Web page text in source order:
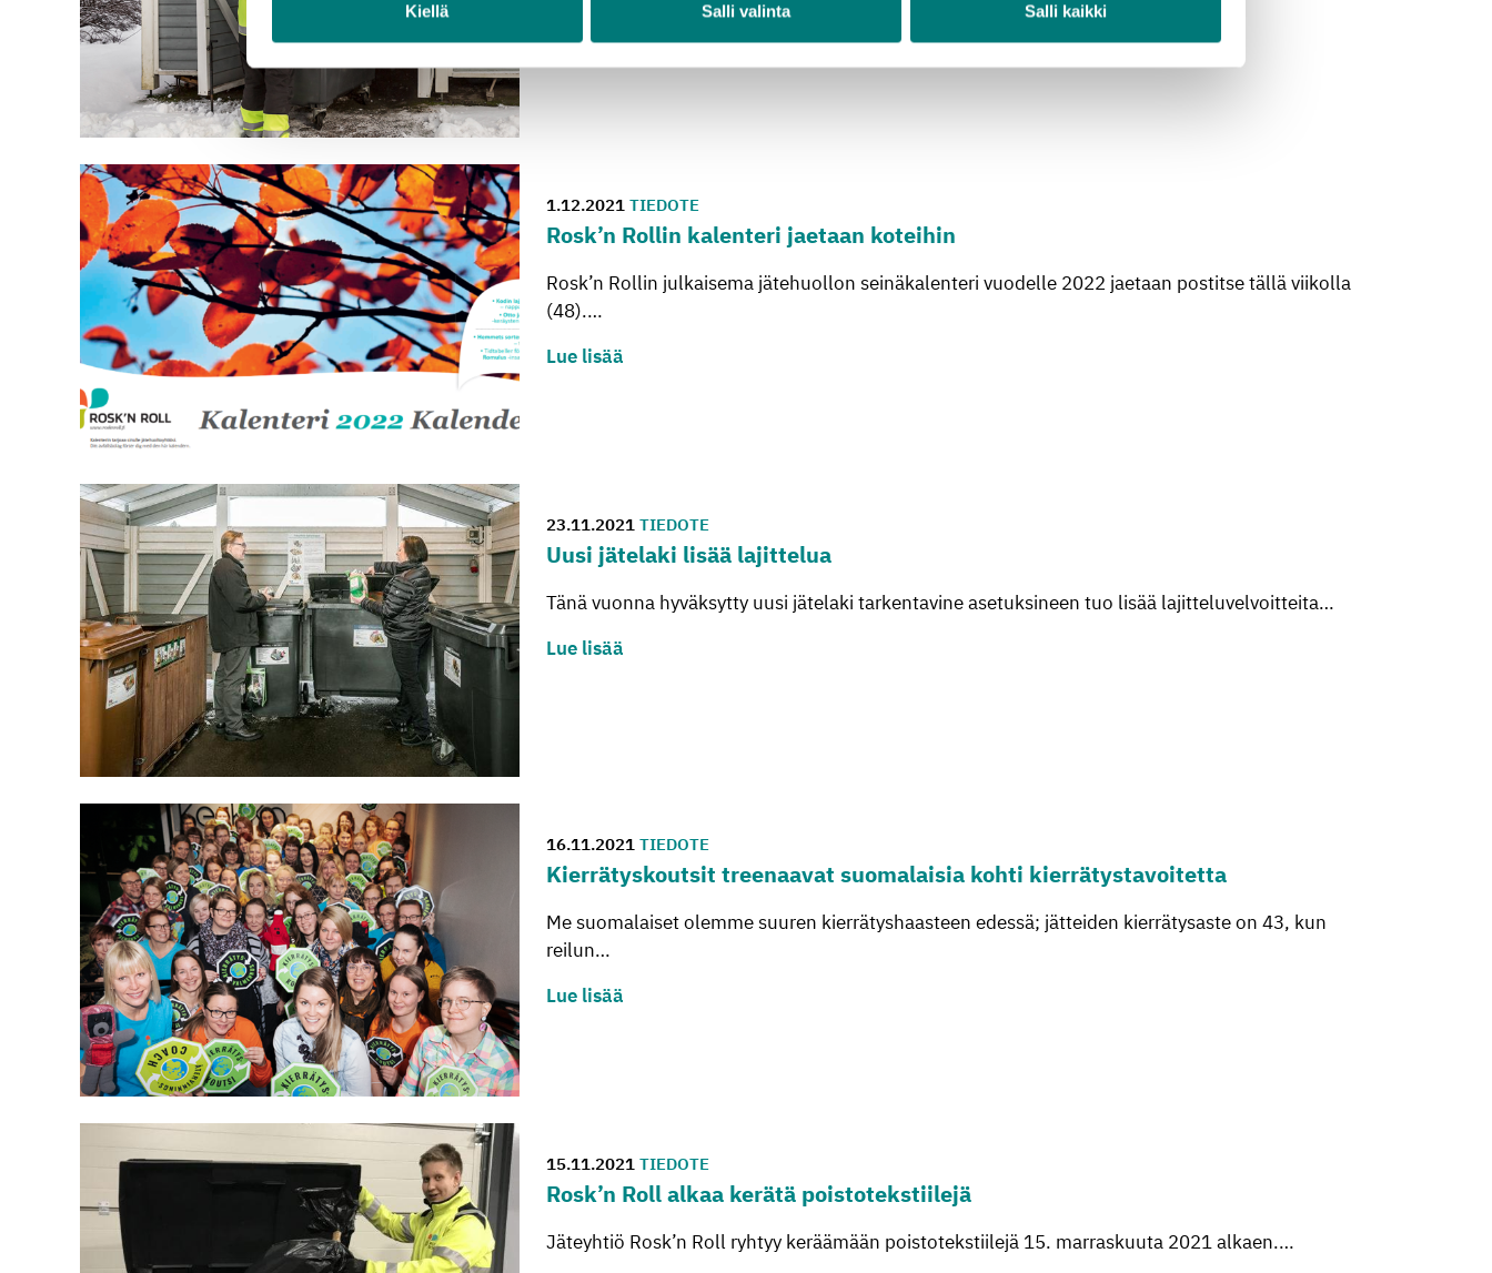
Kiellä Salli valinta Salli kaikki
Lue lisää
1.12.2021 TIEDOTE
Rosk’n Rol­lin ka­len­te­ri jae­taan ko­tei­hin
Rosk’n Rollin julkaisema jätehuollon seinäkalenteri vuodelle 2022 jaetaan postitse tällä viikolla
(48).…
Lue lisää
23.11.2021 TIEDOTE
Uusi jä­te­la­ki lisää la­jit­te­lua
Tänä vuonna hyväksytty uusi jätelaki tarkentavine asetuksineen tuo lisää lajitteluvelvoitteita…
Lue lisää
16.11.2021 TIEDOTE
Kier­rä­tys­kout­sit tree­naa­vat suo­ma­lai­sia kohti kier­rä­tys­ta­voi­tet­ta
Me suomalaiset olemme suuren kierrätyshaasteen edessä; jätteiden kierrätysaste on 43, kun
reilun…
Lue lisää
15.11.2021 TIEDOTE
Rosk’n Roll alkaa ke­rä­tä pois­to­teks­tii­le­jä
Jäteyhtiö Rosk’n Roll ryhtyy keräämään poistotekstiilejä 15. marraskuuta 2021 alkaen.…